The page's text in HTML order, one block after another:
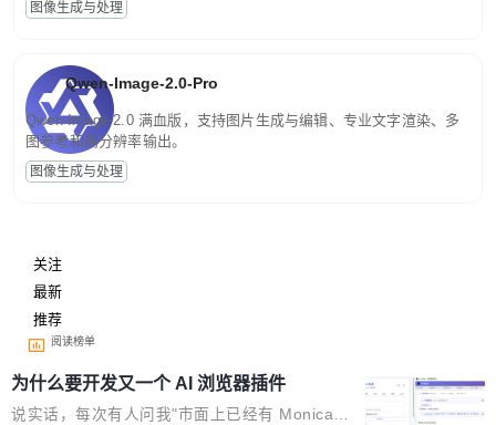
图像生成与处理
Qwen-Image-2.0-Pro
Qwen-Image-2.0 满血版，支持图片生成与编辑、专业文字渲染、多
图参考和高分辨率输出。
图像生成与处理
关注
最新
推荐
阅读榜单
为什么要开发又一个 AI 浏览器插件
说实话，每次有人问我"市面上已经有 Monica、